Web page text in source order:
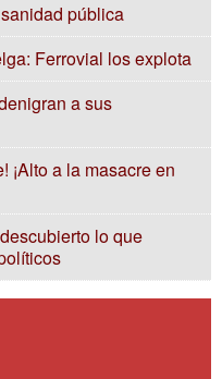
pública
Ferrovial los explota
a sus
¡Alto a la masacre en
lo que